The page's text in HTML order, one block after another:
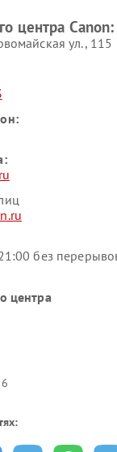
центра Canon:
ул., 115
без
центра